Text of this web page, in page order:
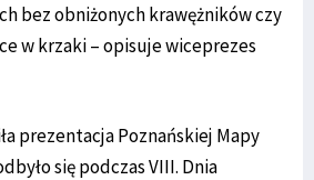
bez obniżonych krawężników czy
w krzaki – opisuje wiceprezes
prezentacja Poznańskiej Mapy
się podczas VIII. Dnia